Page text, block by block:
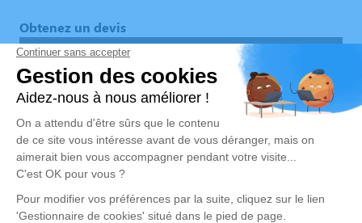
Obtenez un devis
Devis prévoyance
Devis marbrerie
Notre agence
Pompes Funèbres Dumas Père et Fils
04 65 66 26 95